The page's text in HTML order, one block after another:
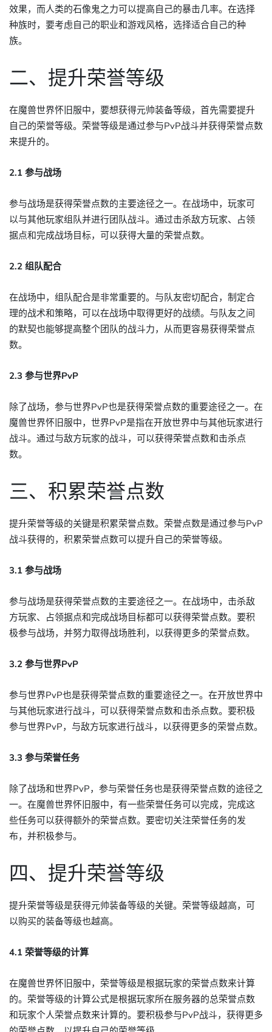
效果，而人类的石像鬼之力可以提高自己的暴击几率。在选择
种族时，要考虑自己的职业和游戏风格，选择适合自己的种
族。
二、提升荣誉等级
在魔兽世界怀旧服中，要想获得元帅装备等级，首先需要提升
自己的荣誉等级。荣誉等级是通过参与PvP战斗并获得荣誉点数
来提升的。
2.1 参与战场
参与战场是获得荣誉点数的主要途径之一。在战场中，玩家可
以与其他玩家组队并进行团队战斗。通过击杀敌方玩家、占领
据点和完成战场目标，可以获得大量的荣誉点数。
2.2 组队配合
在战场中，组队配合是非常重要的。与队友密切配合，制定合
理的战术和策略，可以在战场中取得更好的战绩。与队友之间
的默契也能够提高整个团队的战斗力，从而更容易获得荣誉点
数。
2.3 参与世界PvP
除了战场，参与世界PvP也是获得荣誉点数的重要途径之一。在
魔兽世界怀旧服中，世界PvP是指在开放世界中与其他玩家进行
战斗。通过与敌方玩家的战斗，可以获得荣誉点数和击杀点
数。
三、积累荣誉点数
提升荣誉等级的关键是积累荣誉点数。荣誉点数是通过参与PvP
战斗获得的，积累荣誉点数可以提升自己的荣誉等级。
3.1 参与战场
参与战场是获得荣誉点数的主要途径之一。在战场中，击杀敌
方玩家、占领据点和完成战场目标都可以获得荣誉点数。要积
极参与战场，并努力取得战场胜利，以获得更多的荣誉点数。
3.2 参与世界PvP
参与世界PvP也是获得荣誉点数的重要途径之一。在开放世界中
与其他玩家进行战斗，可以获得荣誉点数和击杀点数。要积极
参与世界PvP，与敌方玩家进行战斗，以获得更多的荣誉点数。
3.3 参与荣誉任务
除了战场和世界PvP，参与荣誉任务也是获得荣誉点数的途径之
一。在魔兽世界怀旧服中，有一些荣誉任务可以完成，完成这
些任务可以获得额外的荣誉点数。要密切关注荣誉任务的发
布，并积极参与。
四、提升荣誉等级
提升荣誉等级是获得元帅装备等级的关键。荣誉等级越高，可
以购买的装备等级也越高。
4.1 荣誉等级的计算
在魔兽世界怀旧服中，荣誉等级是根据玩家的荣誉点数来计算
的。荣誉等级的计算公式是根据玩家所在服务器的总荣誉点数
和玩家个人荣誉点数来计算的。要积极参与PvP战斗，获得更多